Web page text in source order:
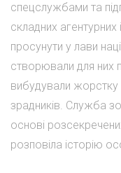
спецслужбами та
складних
просунути у лави
створювали для них
вибудували жорстку
зрадників. Служба
основі
розповіла історію